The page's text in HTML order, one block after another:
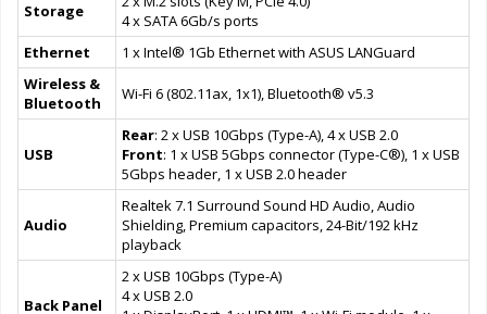
Storage
4 x SATA 6Gb/s ports
Ethernet
1 x Intel® 1Gb Ethernet with ASUS LANGuard
Wireless &
Bluetooth
Wi-Fi 6 (802.11ax, 1x1), Bluetooth® v5.3
USB
Rear: 2 x USB 10Gbps (Type-A), 4 x USB 2.0
Front: 1 x USB 5Gbps connector (Type-C®), 1 x USB
5Gbps header, 1 x USB 2.0 header
Audio
Realtek 7.1 Surround Sound HD Audio, Audio
Shielding, Premium capacitors, 24-Bit/192 kHz
playback
Back Panel
2 x USB 10Gbps (Type-A)
4 x USB 2.0